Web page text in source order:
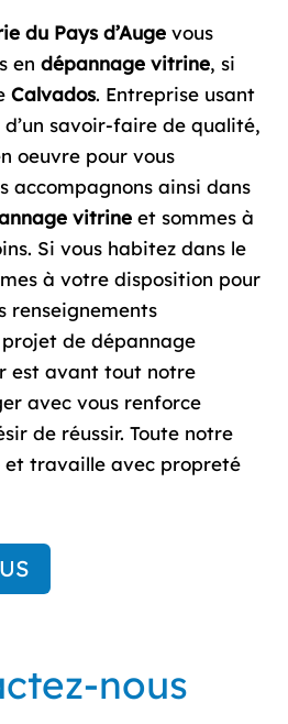
du Pays d’Auge vous
endépannage vitrine, si
Calvados. Entreprise usant
d’un savoir-faire de qualité,
oeuvre pour vous
accompagnons ainsi dans
vitrine et sommes à
Si vous habitez dans le
à votre disposition pour
renseignements
de dépannage
est avant tout notre
avec vous renforce
de réussir. Toute notre
et travaille avec propreté
nous